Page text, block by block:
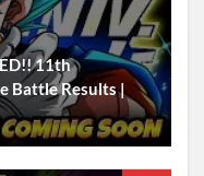
11th
Battle Results |